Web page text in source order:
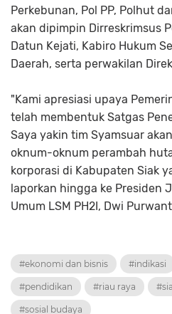
Perkebunan, Pol PP, Polhut
akan dipimpin Dirreskrimsus
Datun Kejati, Kabiro Hukum
Daerah, serta perwakilan
"Kami apresiasi upaya
telah membentuk Satgas
Saya yakin tim Syamsuar
oknum-oknum perambah
korporasi di Kabupaten Siak
laporkan hingga ke Presiden
Umum LSM PH2I, Dwi
#ekonomi dan bisnis #indikasi
#pendidikan #riau raya
#sosial budaya